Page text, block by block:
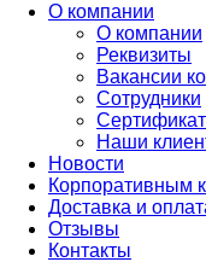
О компании
О компании
Реквизиты
Вакансии
Сотрудники
Наши
Новости
Корпоративным
Доставка и
Отзывы
Контакты